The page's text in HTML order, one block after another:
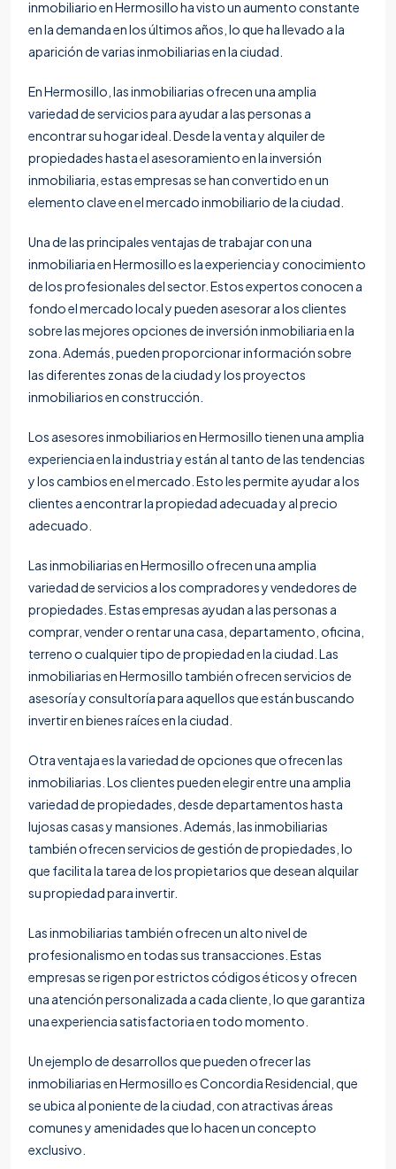
inmobiliario en Hermosillo ha visto un aumento constante
en la demanda en los últimos años, lo que ha llevado a la
aparición de varias inmobiliarias en la ciudad.
En Hermosillo, las inmobiliarias ofrecen una amplia
variedad de servicios para ayudar a las personas a
encontrar su hogar ideal. Desde la venta y alquiler de
propiedades hasta el asesoramiento en la inversión
inmobiliaria, estas empresas se han convertido en un
elemento clave en el mercado inmobiliario de la ciudad.
Una de las principales ventajas de trabajar con una
inmobiliaria en Hermosillo es la experiencia y conocimiento
de los profesionales del sector. Estos expertos conocen a
fondo el mercado local y pueden asesorar a los clientes
sobre las mejores opciones de inversión inmobiliaria en la
zona. Además, pueden proporcionar información sobre
las diferentes zonas de la ciudad y los proyectos
inmobiliarios en construcción.
Los asesores inmobiliarios en Hermosillo tienen una amplia
experiencia en la industria y están al tanto de las tendencias
y los cambios en el mercado. Esto les permite ayudar a los
clientes a encontrar la propiedad adecuada y al precio
adecuado.
Las inmobiliarias en Hermosillo ofrecen una amplia
variedad de servicios a los compradores y vendedores de
propiedades. Estas empresas ayudan a las personas a
comprar, vender o rentar una casa, departamento, oficina,
terreno o cualquier tipo de propiedad en la ciudad. Las
inmobiliarias en Hermosillo también ofrecen servicios de
asesoría y consultoría para aquellos que están buscando
invertir en bienes raíces en la ciudad.
Otra ventaja es la variedad de opciones que ofrecen las
inmobiliarias. Los clientes pueden elegir entre una amplia
variedad de propiedades, desde departamentos hasta
lujosas casas y mansiones. Además, las inmobiliarias
también ofrecen servicios de gestión de propiedades, lo
que facilita la tarea de los propietarios que desean alquilar
su propiedad para invertir.
Las inmobiliarias también ofrecen un alto nivel de
profesionalismo en todas sus transacciones. Estas
empresas se rigen por estrictos códigos éticos y ofrecen
una atención personalizada a cada cliente, lo que garantiza
una experiencia satisfactoria en todo momento.
Un ejemplo de desarrollos que pueden ofrecer las
inmobiliarias en Hermosillo esConcordia Residencial, que
se ubica al poniente de la ciudad, con atractivas áreas
comunes y amenidades que lo hacen un concepto
exclusivo.